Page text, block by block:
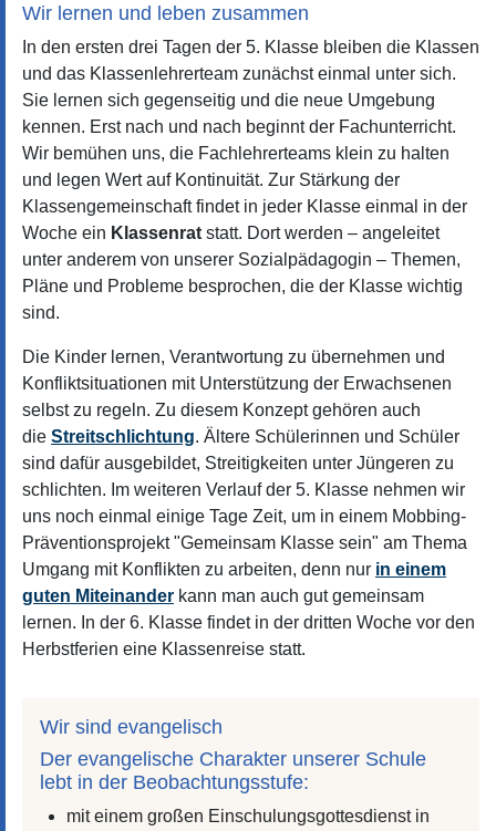
Wir lernen und leben zusammen
In den ersten drei Tagen der 5. Klasse bleiben die Klassen
und das Klassenlehrerteam zunächst einmal unter sich.
Sie lernen sich gegenseitig und die neue Umgebung
kennen. Erst nach und nach beginnt der Fachunterricht.
Wir bemühen uns, die Fachlehrerteams klein zu halten
und legen Wert auf Kontinuität. Zur Stärkung der
Klassengemeinschaft findet in jeder Klasse einmal in der
Woche ein Klassenrat statt. Dort werden – angeleitet
unter anderem von unserer Sozialpädagogin – Themen,
Pläne und Probleme besprochen, die der Klasse wichtig
sind.
Die Kinder lernen, Verantwortung zu übernehmen und
Konfliktsituationen mit Unterstützung der Erwachsenen
selbst zu regeln. Zu diesem Konzept gehören auch
die Streitschlichtung. Ältere Schülerinnen und Schüler
sind dafür ausgebildet, Streitigkeiten unter Jüngeren zu
schlichten. Im weiteren Verlauf der 5. Klasse nehmen wir
uns noch einmal einige Tage Zeit, um in einem Mobbing-
Präventionsprojekt "Gemeinsam Klasse sein" am Thema
Umgang mit Konflikten zu arbeiten, denn nur in einem
guten Miteinander kann man auch gut gemeinsam
lernen. In der 6. Klasse findet in der dritten Woche vor den
Herbstferien eine Klassenreise statt.
Wir sind evangelisch
Der evangelische Charakter unserer Schule
lebt in der Beobachtungsstufe:
mit einem großen Einschulungsgottesdienst in